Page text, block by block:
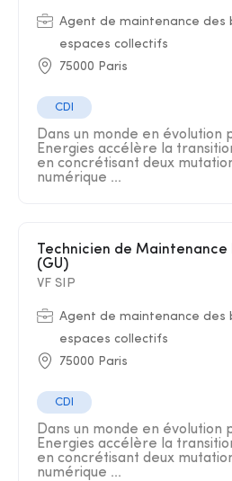
Agent de maintenance des
espaces collectifs
75000 Paris
CDI
Dans un monde en évolution
Energies accélère la
en concrétisant deux
numérique ...
(GU)
VF SIP
Agent de maintenance des
espaces collectifs
75000 Paris
CDI
Dans un monde en évolution
Energies accélère la
en concrétisant deux
numérique ...